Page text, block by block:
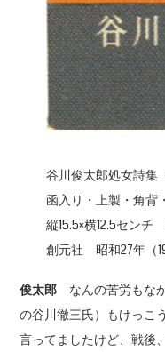
谷川俊太郎処女詩集
函入り・上製・角背
縦15.5×横12.5セン
創元社 昭和27年（
俊太郎 なんの苦労もな
の谷川徹三氏）もけっこ
言ってましたけど、戦後